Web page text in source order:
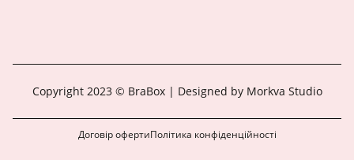
Copyright 2023 © BraBox | Designed by Morkva Studio
Договір офертиПолітика конфіденційності